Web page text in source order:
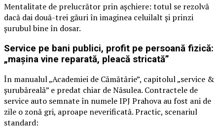
Mentalitate de prelucrător prin așchiere: totul se rezolvă
dacă dai două-trei găuri în imaginea celuilalt și prinzi
șurubul bine în dosar.
Service pe bani publici, profit pe persoană fizică:
„mașina vine reparată, pleacă stricată”
În manualul „Academiei de Cămătărie”, capitolul „service &
șurubăreală” e predat chiar de Năsulea. Contractele de
service auto semnate în numele IPJ Prahova au fost ani de
zile o zonă gri, aproape neverificată. Practic, scenariul
standard: